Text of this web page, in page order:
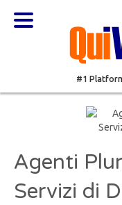
#1
Agenti
Servizi di